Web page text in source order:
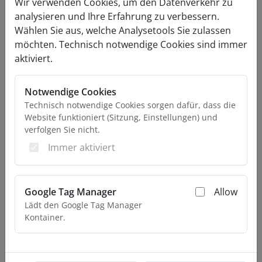
Zurück
analysieren und Ihre Erfahrung zu verbessern.
Wählen Sie aus, welche Analysetools Sie zulassen
möchten. Technisch notwendige Cookies sind immer
aktiviert.
Notwendige Cookies
Technisch notwendige Cookies sorgen dafür, dass die
Website funktioniert (Sitzung, Einstellungen) und
verfolgen Sie nicht.
Immer aktiviert
Google Tag Manager
Lädt den Google Tag Manager
Kontainer.
Allow